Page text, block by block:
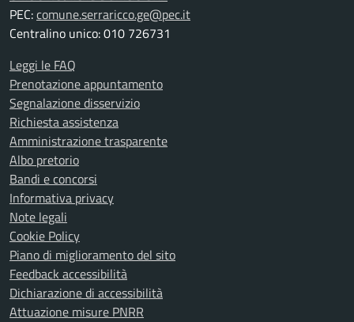
PEC:comune.serraricco.ge@pec.it
Centralino unico: 010 726731
Leggi le FAQ
Prenotazione appuntamento
Segnalazione disservizio
Richiesta assistenza
Amministrazione trasparente
Albo pretorio
Bandi e concorsi
Informativa privacy
Note legali
Cookie Policy
Piano di miglioramento del sito
Feedback accessibilità
Dichiarazione di accessibilità
Attuazione misure PNRR